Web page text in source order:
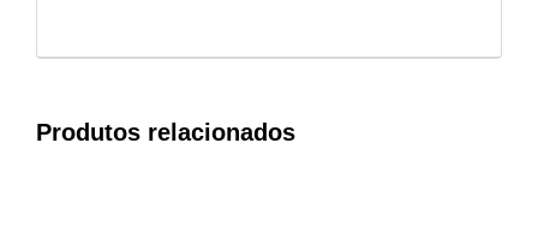
Produtos relacionados